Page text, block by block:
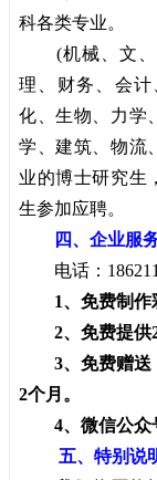
科各类专业。
(机械、文、
理、财务、会计
化、生物、力学
学、建筑、物流
业的博士研究生
生参加应聘。
四、企业服
电话：
1、免费制作彩
2、免费提供2
3、免费赠送：
2个月。
4、微信公众
五、特别说